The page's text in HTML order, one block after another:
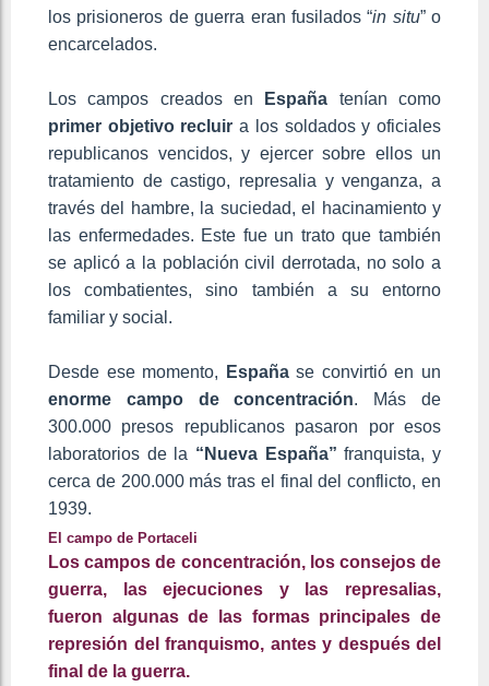
los prisioneros de guerra eran fusilados “in situ” o
encarcelados.
Los campos creados en España tenían como
primer objetivo recluir a los soldados y oficiales
republicanos vencidos, y ejercer sobre ellos un
tratamiento de castigo, represalia y venganza, a
través del hambre, la suciedad, el hacinamiento y
las enfermedades. Este fue un trato que también
se aplicó a la población civil derrotada, no solo a
los combatientes, sino también a su entorno
familiar y social.
Desde ese momento, Españase convirtió en un
enorme campo de concentración. Más de
300.000 presos republicanos pasaron por esos
laboratorios de la “Nueva España” franquista, y
cerca de 200.000 más tras el final del conflicto, en
1939.
El campo de Portaceli
Los campos de concentración, los consejos de
guerra, las ejecuciones y las represalias,
fueron algunas de las formas principales de
represión del franquismo, antes y después del
final de la guerra.